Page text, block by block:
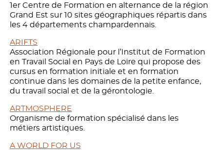
1er Centre de Formation en alternance de la région
Grand Est sur 10 sites géographiques répartis dans
les 4 départements champardennais.
ARIFTS
Association Régionale pour l’Institut de Formation
en Travail Social en Pays de Loire qui propose des
cursus en formation initiale et en formation
continue dans les domaines de la petite enfance,
du travail social et de la gérontologie.
ARTMOSPHERE
Organisme de formation spécialisé dans les
métiers artistiques.
A WORLD FOR US